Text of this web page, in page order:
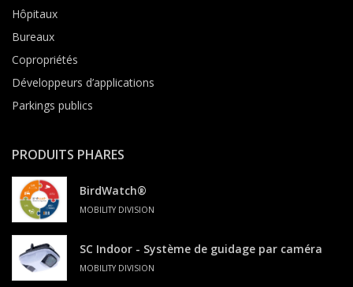
Hôpitaux
Bureaux
Copropriétés
Développeurs d’applications
Parkings publics
PRODUITS PHARES
BirdWatch®
MOBILITY DIVISION
SC Indoor - Système de guidage par caméra
MOBILITY DIVISION